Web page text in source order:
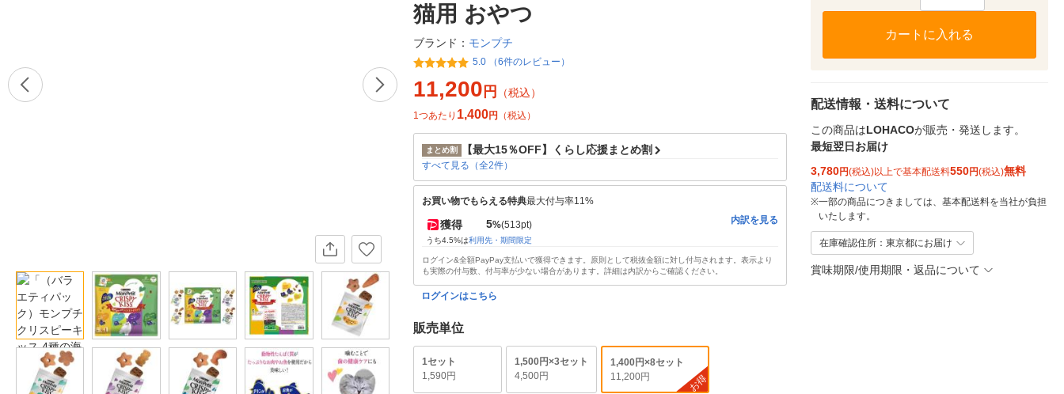
猫用 おやつ
ブランド： モンプチ
5.0 （6件のレビュー）
11,200 円 （税込）
1つあたり 1,400円 （税込）
まとめ割 【最大15％OFF】くらし応援まとめ割
すべて見る（全2件）
お買い物でもらえる特典最大付与率11%
獲得 5%(513pt)
うち4.5%は利用先・期間限定
内訳を見る
ログイン&全額PayPay支払いで獲得できます。原則として税抜金額に対し付与されます。表示より
も実際の付与数、付与率が少ない場合があります。詳細は内訳からご確認ください。
ログインはこちら
販売単位
1セット
1,590円
1,500円×3セット
4,500円
1,400円×8セット
11,200円
お得
カートに入れる
配送情報・送料について
この商品はLOHACOが販売・発送します。
最短翌日お届け
3,780円(税込)以上で基本配送料550円(税込)無料
配送料について
※一部の商品につきましては、基本配送料を当社が負担
いたします。
在庫確認住所：東京都にお届け
賞味期限/使用期限・返品について